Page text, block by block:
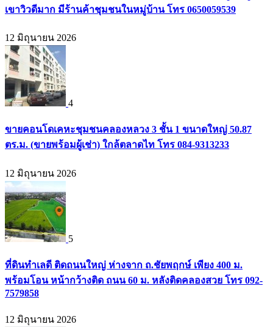
เขาวิวดีมาก มีร้านค้าชุมชนในหมู่บ้าน โทร 0650059539
12 มิถุนายน 2026
4
ขายคอนโดเคหะชุมชนคลองหลวง 3 ชั้น 1 ขนาดใหญ่ 50.87
ตร.ม. (ขายพร้อมผู้เช่า) ใกล้ตลาดไท โทร 084-9313233
12 มิถุนายน 2026
5
ที่ดินทำเลดี ติดถนนใหญ่ ห่างจาก ถ.ชัยพฤกษ์ เพียง 400 ม.
พร้อมโอน หน้ากว้างติด ถนน 60 ม. หลังติดคลองสวย โทร 092-
7579858
12 มิถุนายน 2026